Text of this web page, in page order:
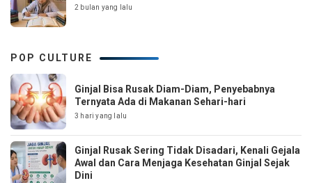
2 bulan yang lalu
POP CULTURE
Ginjal Bisa Rusak Diam-Diam, Penyebabnya
Ternyata Ada di Makanan Sehari-hari
3 hari yang lalu
Ginjal Rusak Sering Tidak Disadari, Kenali Gejala
Awal dan Cara Menjaga Kesehatan Ginjal Sejak
Dini